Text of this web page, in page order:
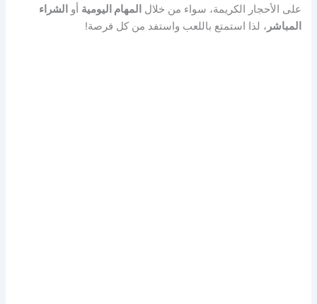
على الأحجار الكريمة، سواء من خلال المهام اليومية أو الشراء
المباشر ، لذا استمتع باللعب واستفد من كل فرصة!